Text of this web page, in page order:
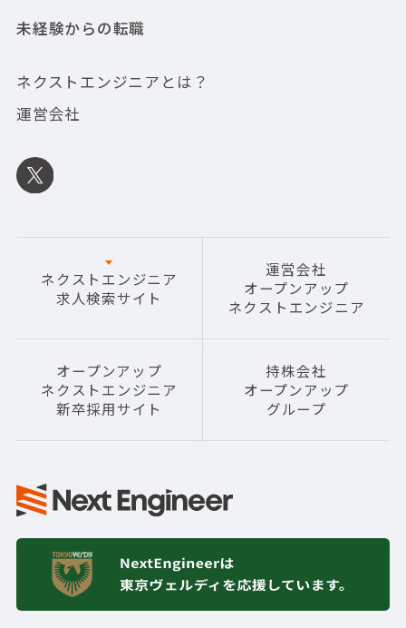
未経験からの転職
ネクストエンジニアとは？
運営会社
ネクストエンジニア
求人検索サイト
運営会社
オープンアップ
ネクストエンジニア
オープンアップ
ネクストエンジニア
新卒採用サイト
持株会社
オープンアップ
グループ